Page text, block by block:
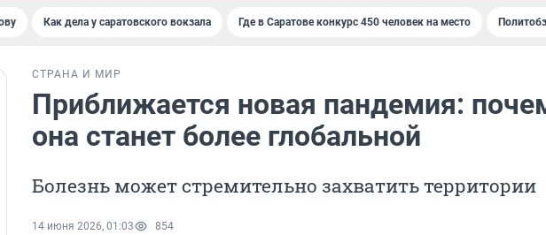
Как дела у саратовского вокзала Где в Саратове конкурс 450 человек на место
СТРАНА И МИР
Приближается новая пандемия:
она станет более глобальной
Болезнь может стремительно захватить территории
14 июня 2026, 01:03 854